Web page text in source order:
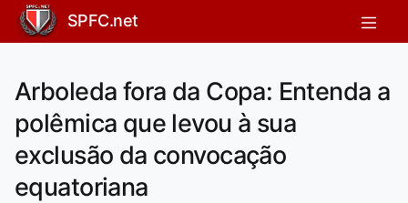
SPFC.net
Arboleda fora da Copa: Entenda a
polêmica que levou à sua
exclusão da convocação
equatoriana